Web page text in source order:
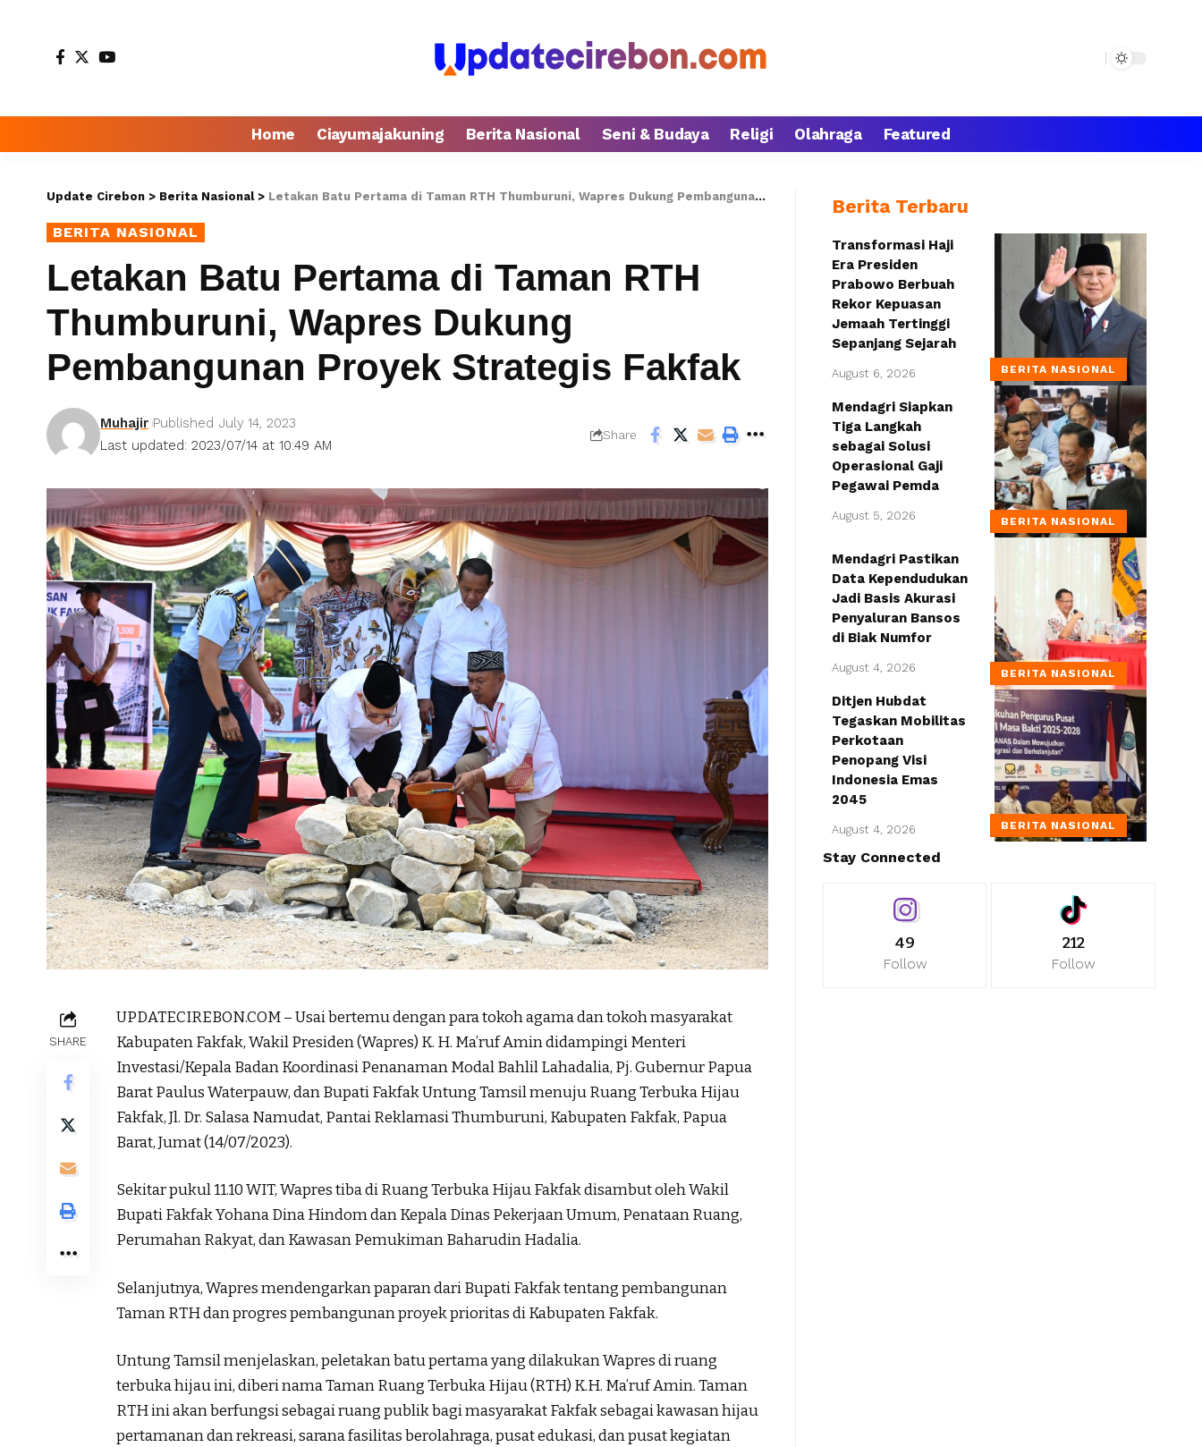
Home Ciayumajakuning Berita Nasional Seni & Budaya Religi Olahraga Featured
Update Cirebon > Berita Nasional> Letakan Batu Pertama di Taman RTH Thumburuni, Wapres Dukung Pembangunan Proyek Strategis Fakfak
BERITA NASIONAL
Letakan Batu Pertama di Taman RTH
Thumburuni, Wapres Dukung
Pembangunan Proyek Strategis Fakfak
Last updated: 2023/07/14 at 10:49 AM
Muhajir Published July 14, 2023
Share
SHARE
UPDATECIREBON.COM – Usai bertemu dengan para tokoh agama dan tokoh masyarakat
Kabupaten Fakfak, Wakil Presiden (Wapres) K. H. Ma’ruf Amin didampingi Menteri
Investasi/Kepala Badan Koordinasi Penanaman Modal Bahlil Lahadalia, Pj. Gubernur Papua
Barat Paulus Waterpauw, dan Bupati Fakfak Untung Tamsil menuju Ruang Terbuka Hijau
Fakfak, Jl. Dr. Salasa Namudat, Pantai Reklamasi Thumburuni, Kabupaten Fakfak, Papua
Barat, Jumat (14/07/2023).
Sekitar pukul 11.10 WIT, Wapres tiba di Ruang Terbuka Hijau Fakfak disambut oleh Wakil
Bupati Fakfak Yohana Dina Hindom dan Kepala Dinas Pekerjaan Umum, Penataan Ruang,
Perumahan Rakyat, dan Kawasan Pemukiman Baharudin Hadalia.
Selanjutnya, Wapres mendengarkan paparan dari Bupati Fakfak tentang pembangunan
Taman RTH dan progres pembangunan proyek prioritas di Kabupaten Fakfak.
Untung Tamsil menjelaskan, peletakan batu pertama yang dilakukan Wapres di ruang
terbuka hijau ini, diberi nama Taman Ruang Terbuka Hijau (RTH) K.H. Ma’ruf Amin. Taman
RTH ini akan berfungsi sebagai ruang publik bagi masyarakat Fakfak sebagai kawasan hijau
pertamanan dan rekreasi, sarana fasilitas berolahraga, pusat edukasi, dan pusat kegiatan
Berita Terbaru
BERITA NASIONAL
Transformasi Haji
Era Presiden
Prabowo Berbuah
Rekor Kepuasan
Jemaah Tertinggi
Sepanjang Sejarah
August 6, 2026
BERITA NASIONAL
Mendagri Siapkan
Tiga Langkah
sebagai Solusi
Operasional Gaji
Pegawai Pemda
August 5, 2026
BERITA NASIONAL
Mendagri Pastikan
Data Kependudukan
Jadi Basis Akurasi
Penyaluran Bansos
di Biak Numfor
August 4, 2026
BERITA NASIONAL
Ditjen Hubdat
Tegaskan Mobilitas
Perkotaan
Penopang Visi
Indonesia Emas
2045
August 4, 2026
Stay Connected
49
Follow
212
Follow